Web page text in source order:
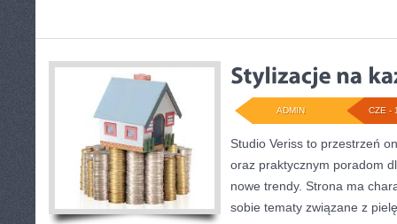
CZE -
ADMIN
Studio Veriss to przestrzeń
oraz praktycznym poradom
nowe trendy. Strona ma
sobie tematy związane z